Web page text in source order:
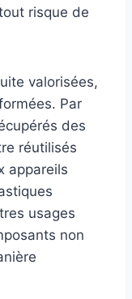
risque de
valorisées,
Par
des
réutilisés
appareils
usages
non